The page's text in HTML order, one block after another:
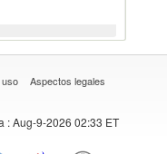
Aspectos legales
: Aug-9-2026 02:33 ET